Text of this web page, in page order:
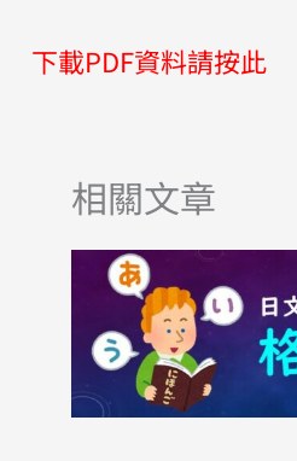
下載PDF資料請按此
相關文章